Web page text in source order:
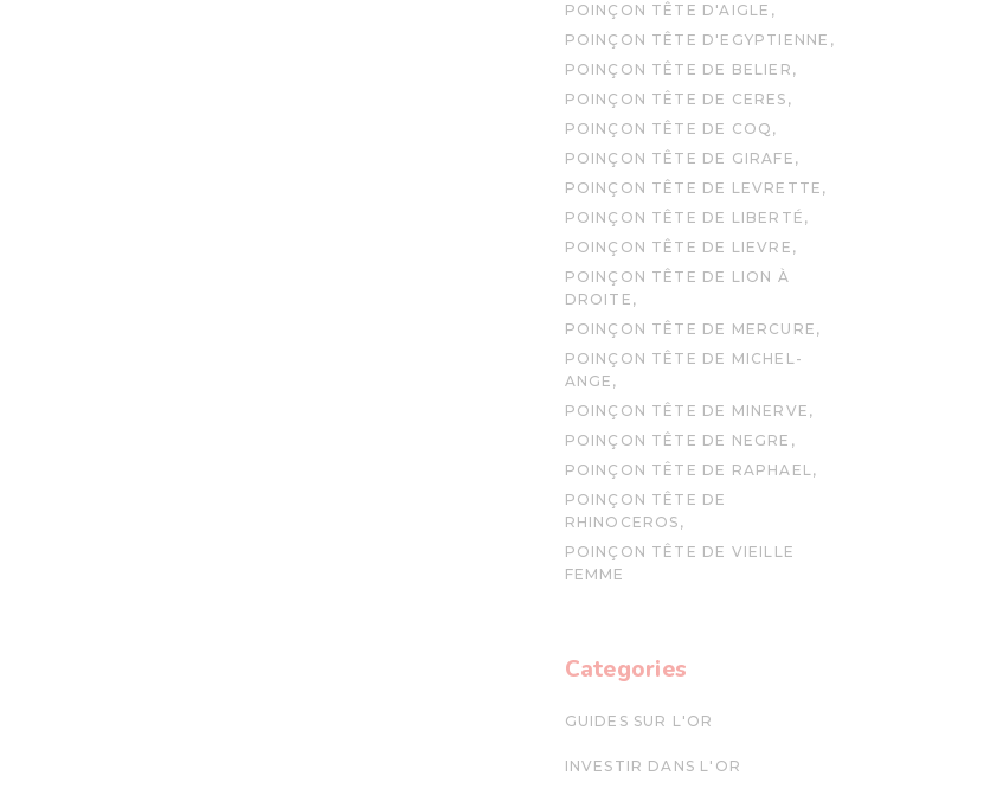
POINÇON TÊTE D'AIGLE
POINÇON TÊTE D'EGYPTIENNE
POINÇON TÊTE DE BELIER
POINÇON TÊTE DE CERES
POINÇON TÊTE DE COQ
POINÇON TÊTE DE GIRAFE
POINÇON TÊTE DE LEVRETTE
POINÇON TÊTE DE LIBERTÉ
POINÇON TÊTE DE LIEVRE
POINÇON TÊTE DE LION À
DROITE
POINÇON TÊTE DE MERCURE
POINÇON TÊTE DE MICHEL-
ANGE
POINÇON TÊTE DE MINERVE
POINÇON TÊTE DE NEGRE
POINÇON TÊTE DE RAPHAEL
POINÇON TÊTE DE
RHINOCEROS
POINÇON TÊTE DE VIEILLE
FEMME
Categories
GUIDES SUR L'OR
INVESTIR DANS L'OR